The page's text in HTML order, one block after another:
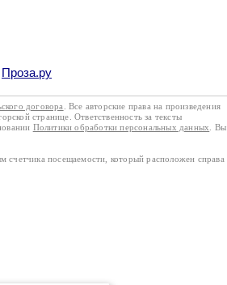
Проза.ру
договора
. Все авторские права на произведения
странице. Ответственность за тексты
Политики обработки персональных данных
. Вы
посещаемости, который расположен справа